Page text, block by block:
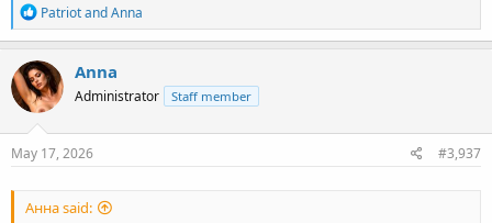
R
e
a
c
t
i
o
n
s
PatriotandAnna
Anna
Administrator Staff member
May 17, 2026 #3,937
Анна said: